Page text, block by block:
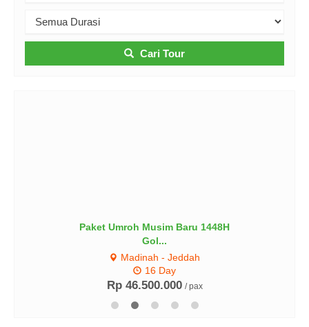
Cari Tour
Paket Umroh Musim Baru 1448H
Gol...
Madinah - Jeddah
16 Day
Rp 46.500.000 / pax